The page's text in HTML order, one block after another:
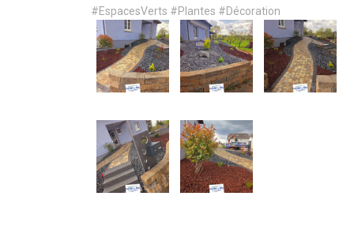
#EspacesVerts #Plantes #Décoration